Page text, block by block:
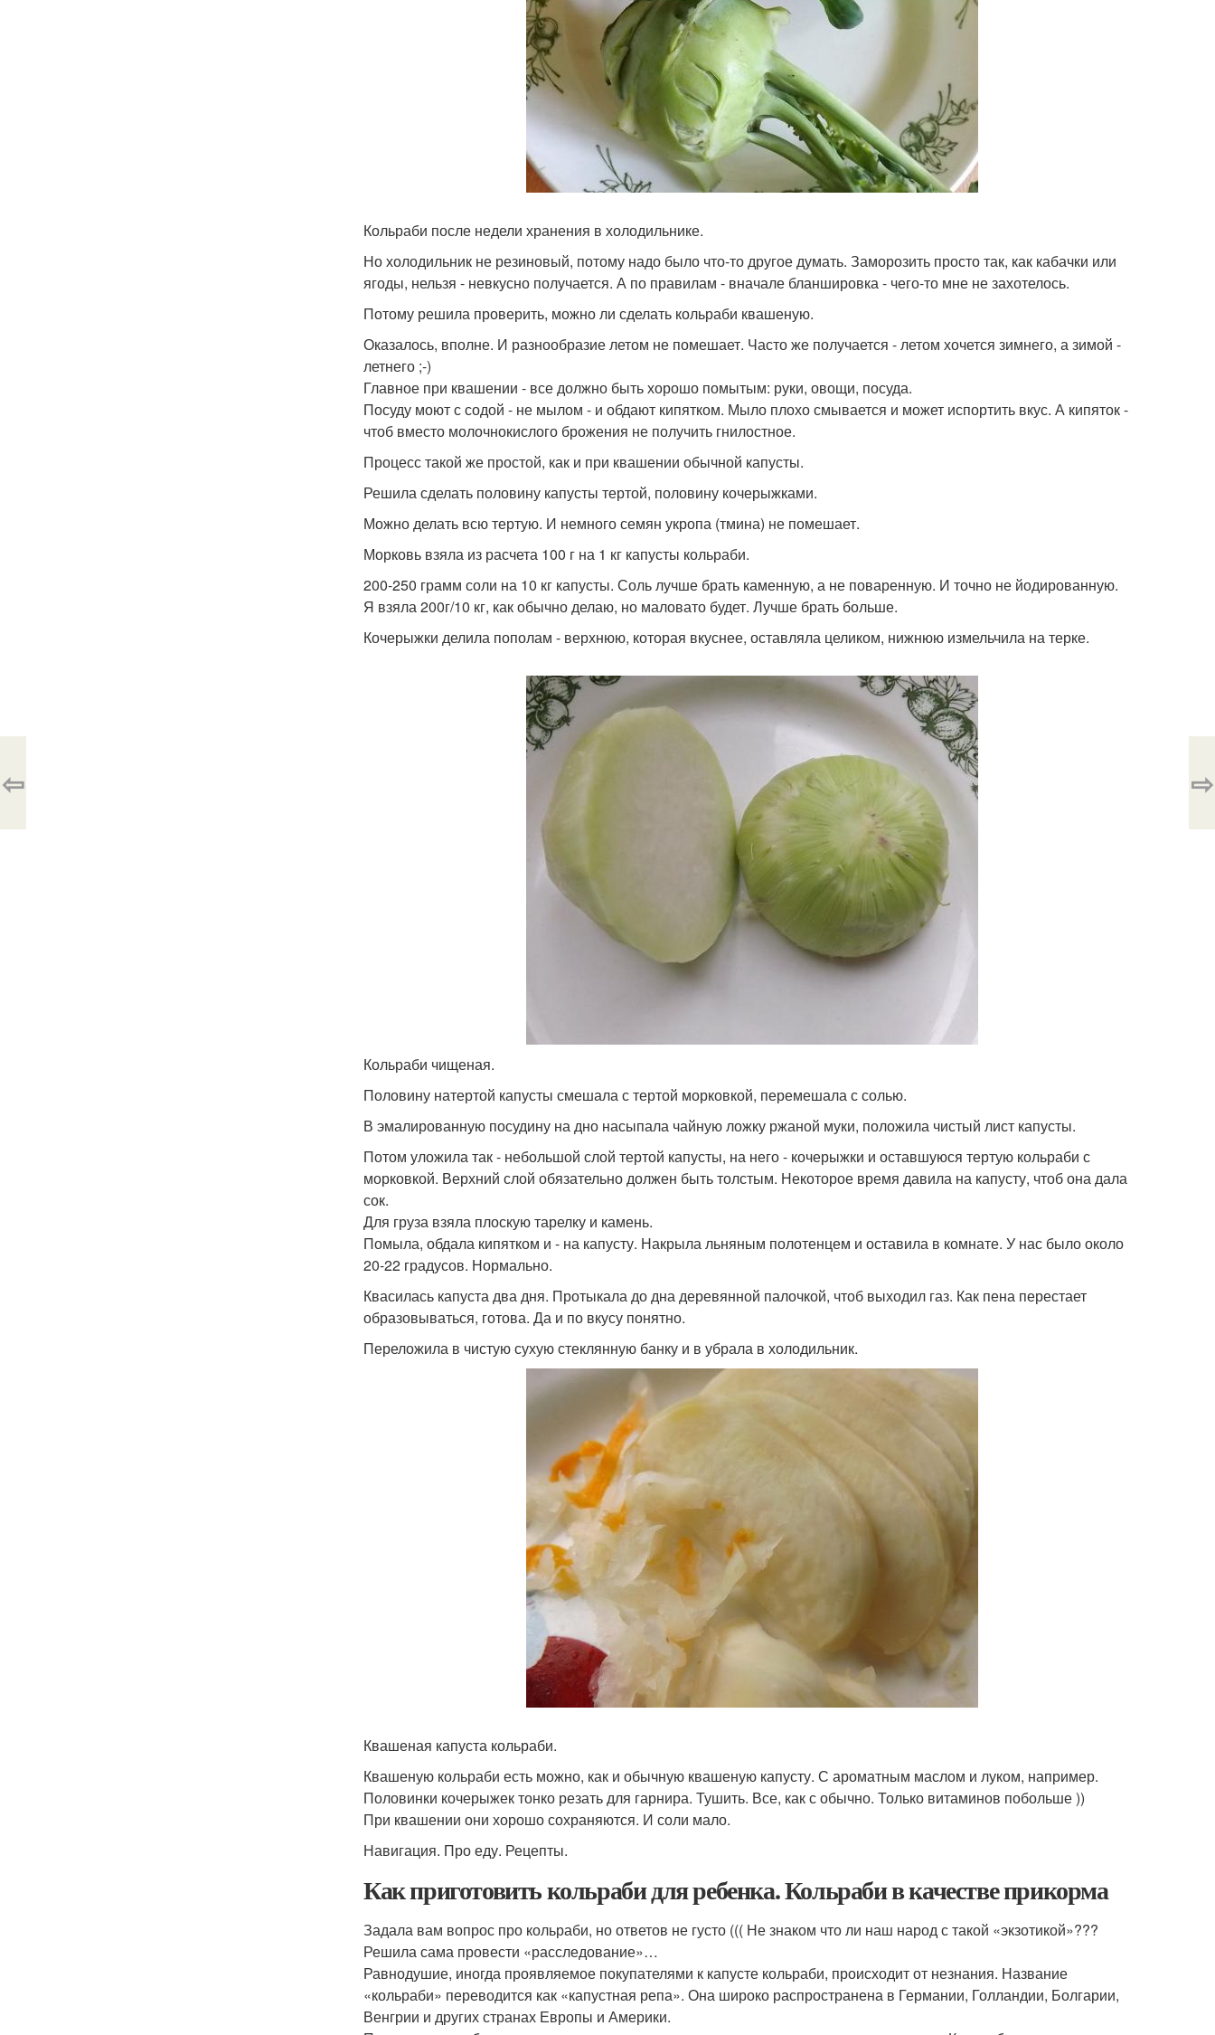
Кольраби после недели хранения в холодильнике.
Но холодильник не резиновый, потому надо было что-то другое думать. Заморозить просто так, как кабачки или
ягоды, нельзя - невкусно получается. А по правилам - вначале бланшировка - чего-то мне не захотелось.
Потому решила проверить, можно ли сделать кольраби квашеную.
Оказалось, вполне. И разнообразие летом не помешает. Часто же получается - летом хочется зимнего, а зимой -
летнего ;-)
Главное при квашении - все должно быть хорошо помытым: руки, овощи, посуда.
Посуду моют с содой - не мылом - и обдают кипятком. Мыло плохо смывается и может испортить вкус. А кипяток -
чтоб вместо молочнокислого брожения не получить гнилостное.
Процесс такой же простой, как и при квашении обычной капусты.
Решила сделать половину капусты тертой, половину кочерыжками.
Можно делать всю тертую. И немного семян укропа (тмина) не помешает.
Морковь взяла из расчета 100 г на 1 кг капусты кольраби.
200-250 грамм соли на 10 кг капусты. Соль лучше брать каменную, а не поваренную. И точно не йодированную.
Я взяла 200г/10 кг, как обычно делаю, но маловато будет. Лучше брать больше.
Кочерыжки делила пополам - верхнюю, которая вкуснее, оставляла целиком, нижнюю измельчила на терке.
Кольраби чищеная.
Половину натертой капусты смешала с тертой морковкой, перемешала с солью.
В эмалированную посудину на дно насыпала чайную ложку ржаной муки, положила чистый лист капусты.
Потом уложила так - небольшой слой тертой капусты, на него - кочерыжки и оставшуюся тертую кольраби с
морковкой. Верхний слой обязательно должен быть толстым. Некоторое время давила на капусту, чтоб она дала
сок.
Для груза взяла плоскую тарелку и камень.
Помыла, обдала кипятком и - на капусту. Накрыла льняным полотенцем и оставила в комнате. У нас было около
20-22 градусов. Нормально.
Квасилась капуста два дня. Протыкала до дна деревянной палочкой, чтоб выходил газ. Как пена перестает
образовываться, готова. Да и по вкусу понятно.
Переложила в чистую сухую стеклянную банку и в убрала в холодильник.
Квашеная капуста кольраби.
Квашеную кольраби есть можно, как и обычную квашеную капусту. С ароматным маслом и луком, например.
Половинки кочерыжек тонко резать для гарнира. Тушить. Все, как с обычно. Только витаминов побольше ))
При квашении они хорошо сохраняются. И соли мало.
Навигация. Про еду. Рецепты.
Как приготовить кольраби для ребенка. Кольраби в качестве прикорма
Задала вам вопрос про кольраби, но ответов не густо ((( Не знаком что ли наш народ с такой «экзотикой»???
Решила сама провести «расследование»…
Равнодушие, иногда проявляемое покупателями к капусте кольраби, происходит от незнания. Название
«кольраби» переводится как «капустная репа». Она широко распространена в Германии, Голландии, Болгарии,
Венгрии и других странах Европы и Америки.
⇦ ⇨